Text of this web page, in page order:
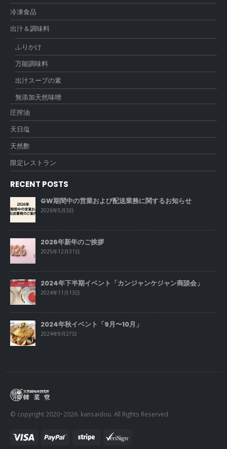
冷凍食品
出汁＆調味料
ふりかけ
万能調味料
出汁スープの素
無添加天然味噌
圧搾油
天日塩
天然酢
限定レストラン
RECENT POSTS
GW期間中の営業および配送業務に関するお知らせ
2026年5月3日
2026年新年のご挨拶
2025年12月31日
2024年下半期イベント「カンジャンケジャン商談会」
2024年11月13日
2024年秋イベント「9月〜10月」
2024年9月27日
© copyright 2020~2026. kansaidou. All Rights Reserved.